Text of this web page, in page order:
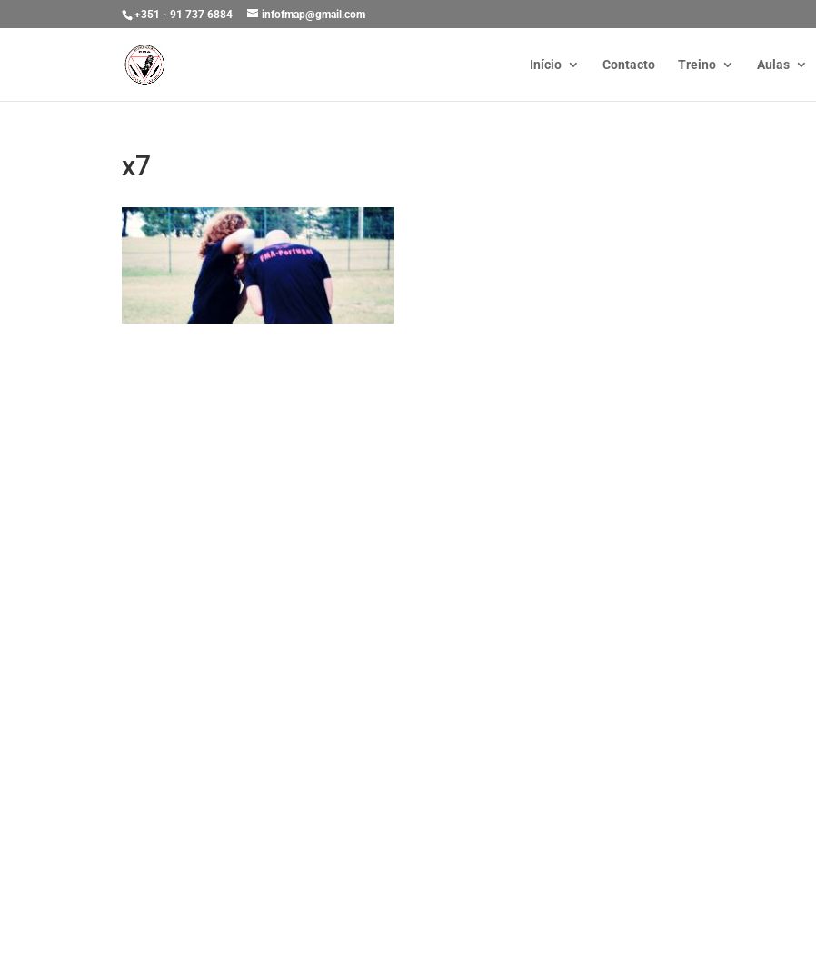
+351 - 91 737 6884 infofmap@gmail.com
Início Contacto Treino Aulas
x7